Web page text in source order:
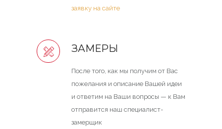
заявку на сайте
ЗАМЕРЫ
После того, как мы получим от Вас
пожелания и описание Вашей идеи
и ответим на Ваши вопросы — к Вам
отправится наш специалист-
замерщик